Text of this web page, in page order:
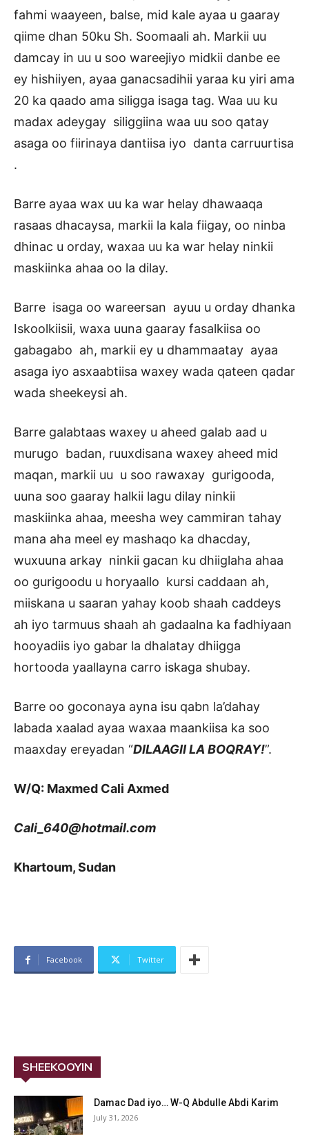
fahmi waayeen, balse, mid kale ayaa u gaaray
qiime dhan 50ku Sh. Soomaali ah. Markii uu
damcay in uu u soo wareejiyo midkii danbe ee
ey hishiiyen, ayaa ganacsadihii yaraa ku yiri ama
20 ka qaado ama siligga isaga tag. Waa uu ku
madax adeygay siliggiina waa uu soo qatay
asaga oo fiirinaya dantiisa iyo danta carruurtisa
.
Barre ayaa wax uu ka war helay dhawaaqa
rasaas dhacaysa, markii la kala fiigay, oo ninba
dhinac u orday, waxaa uu ka war helay ninkii
maskiinka ahaa oo la dilay.
Barre isaga oo wareersan ayuu u orday dhanka
Iskoolkiisii, waxa uuna gaaray fasalkiisa oo
gabagabo ah, markii ey u dhammaatay ayaa
asaga iyo asxaabtiisa waxey wada qateen qadar
wada sheekeysi ah.
Barre galabtaas waxey u aheed galab aad u
murugo badan, ruuxdisana waxey aheed mid
maqan, markii uu u soo rawaxay gurigooda,
uuna soo gaaray halkii lagu dilay ninkii
maskiinka ahaa, meesha wey cammiran tahay
mana aha meel ey mashaqo ka dhacday,
wuxuuna arkay ninkii gacan ku dhiiglaha ahaa
oo gurigoodu u horyaallo kursi caddaan ah,
miiskana u saaran yahay koob shaah caddeys
ah iyo tarmuus shaah ah gadaalna ka fadhiyaan
hooyadiis iyo gabar la dhalatay dhiigga
hortooda yaallayna carro iskaga shubay.
Barre oo goconaya ayna isu qabn la’dahay
labada xaalad ayaa waxaa maankiisa ka soo
maaxday ereyadan “DILAAGII LA BOQRAY!”.
W/Q: Maxmed Cali Axmed
Cali_640@hotmail.com
Khartoum, Sudan
Facebook Twitter
SHEEKOOYIN
Damac Dad iyo… W-Q Abdulle Abdi Karim
July 31, 2026